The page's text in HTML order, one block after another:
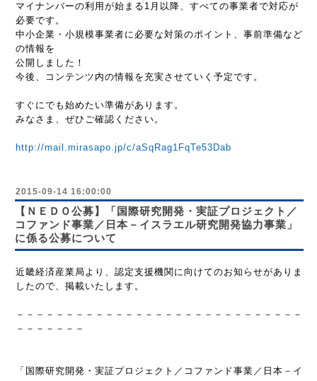
マイナンバーの利用が始まる 1 月以降、すべての事業者で対応が
必要です。
中小企業・小規模事業者に必要な対策のポイント、事前準備など
の情報を
公開しました！
今後、コンテンツ内の情報を充実させていく予定です。
すぐにでも始めたい準備があります。
みなさま、ぜひご確認ください。
http://mail.mirasapo.jp/c/aSqRag1FqTe53Dab
2015-09-14 16:00:00
【ＮＥＤＯ公募】「国際研究開発・実証プロジェクト／
コファンド事業／日本－イスラエル研究開発協力事業」
に係る公募について
近畿経済産業局より、認定支援機関に向けてのお知らせがありま
したので、掲載いたします。
－－－－－－－－－－－－－－－－－－－－－－－－－－－－－
－－－－－－－
「国際研究開発・実証プロジェクト／コファンド事業／日本－イ